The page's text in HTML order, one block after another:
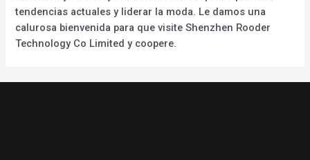
tendencias actuales y liderar la moda. Le damos una
calurosa bienvenida para que visite Shenzhen Rooder
Technology Co Limited y coopere.